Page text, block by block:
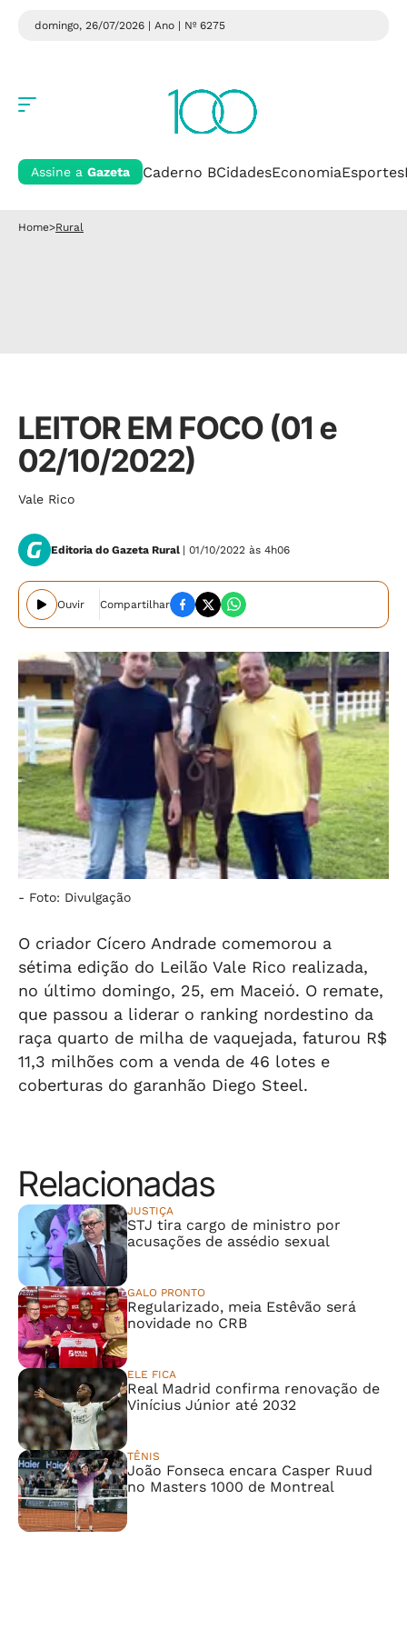
domingo, 26/07/2026 | Ano | Nº 6275
Assine a Gazeta Caderno BCidadesEconomiaEsportes
Home>Rural
LEITOR EM FOCO (01 e
02/10/2022)
Vale Rico
Editoria do Gazeta Rural | 01/10/2022 às 4h06
Ouvir Compartilhar
- Foto: Divulgação
O criador Cícero Andrade comemorou a
sétima edição do Leilão Vale Rico realizada,
no último domingo, 25, em Maceió. O remate,
que passou a liderar o ranking nordestino da
raça quarto de milha de vaquejada, faturou R$
11,3 milhões com a venda de 46 lotes e
coberturas do garanhão Diego Steel.
Relacionadas
JUSTIÇA
STJ tira cargo de ministro por
acusações de assédio sexual
GALO PRONTO
Regularizado, meia Estêvão será
novidade no CRB
ELE FICA
Real Madrid confirma renovação de
Vinícius Júnior até 2032
TÊNIS
João Fonseca encara Casper Ruud
no Masters 1000 de Montreal